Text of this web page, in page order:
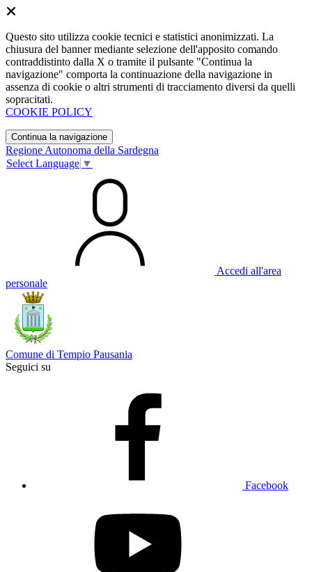
Questo sito utilizza cookie tecnici e statistici anonimizzati. La
chiusura del banner mediante selezione dell'apposito comando
contraddistinto dalla X o tramite il pulsante "Continua la
navigazione" comporta la continuazione della navigazione in
assenza di cookie o altri strumenti di tracciamento diversi da quelli
sopracitati.
COOKIE POLICY
Continua la navigazione
Regione Autonoma della Sardegna
Select Language ▼
Accedi all'area
personale
Comune di Tempio Pausania
Seguici su
Facebook